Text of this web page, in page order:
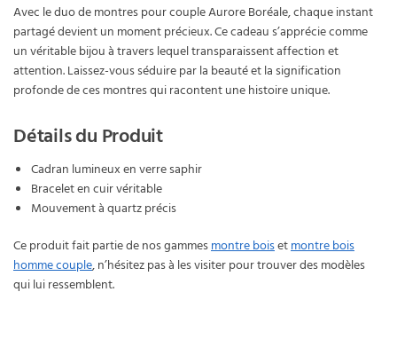
Avec le duo de montres pour couple Aurore Boréale, chaque instant
partagé devient un moment précieux. Ce cadeau s’apprécie comme
un véritable bijou à travers lequel transparaissent affection et
attention. Laissez-vous séduire par la beauté et la signification
profonde de ces montres qui racontent une histoire unique.
Détails du Produit
Cadran lumineux en verre saphir
Bracelet en cuir véritable
Mouvement à quartz précis
Ce produit fait partie de nos gammesmontre boisetmontre bois
homme couple, n’hésitez pas à les visiter pour trouver des modèles
qui lui ressemblent.